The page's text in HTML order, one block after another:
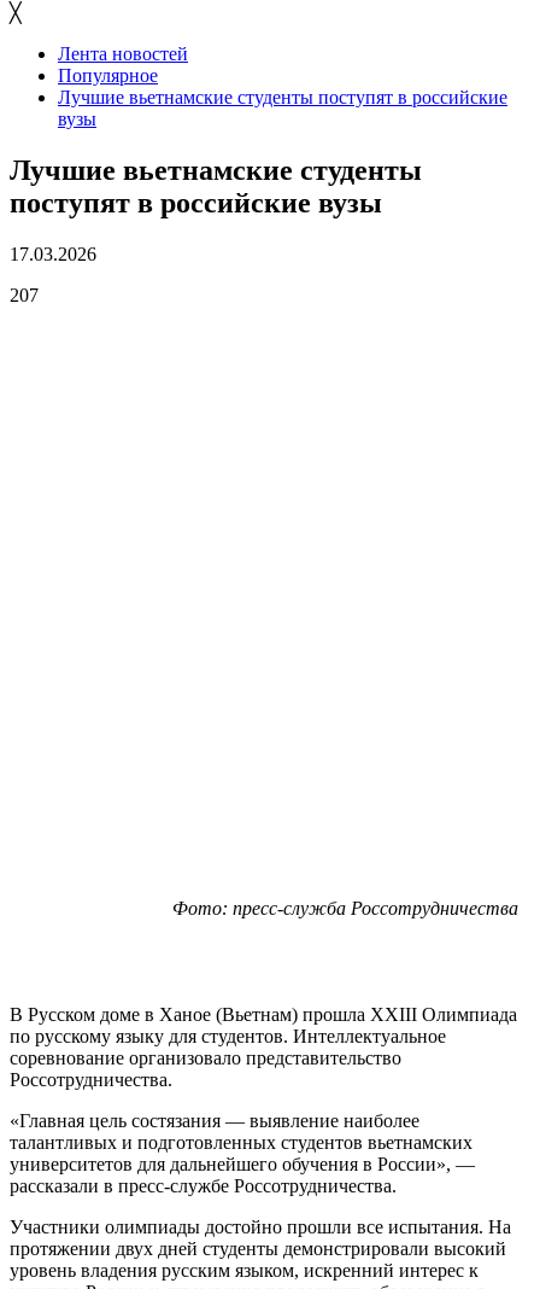
╳
Лента новостей
Популярное
Лучшие вьетнамские студенты поступят в российские
вузы
Лучшие вьетнамские студенты
поступят в российские вузы
17.03.2026
207
Фото: пресс-служба Россотрудничества
В Русском доме в Ханое (Вьетнам) прошла XXIII Олимпиада
по русскому языку для студентов. Интеллектуальное
соревнование организовало представительство
Россотрудничества.
«Главная цель состязания — выявление наиболее
талантливых и подготовленных студентов вьетнамских
университетов для дальнейшего обучения в России», —
рассказали в пресс-службе Россотрудничества.
Участники олимпиады достойно прошли все испытания. На
протяжении двух дней студенты демонстрировали высокий
уровень владения русским языком, искренний интерес к